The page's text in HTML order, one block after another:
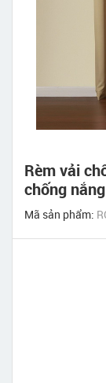
Rèm vải
chống
Mã sản phẩm: